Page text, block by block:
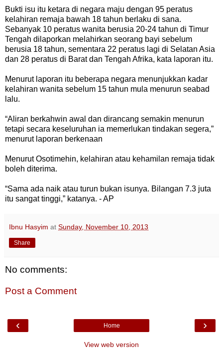
Bukti isu itu ketara di negara maju dengan 95 peratus
kelahiran remaja bawah 18 tahun berlaku di sana.
Sebanyak 10 peratus wanita berusia 20-24 tahun di Timur
Tengah dilaporkan melahirkan seorang bayi sebelum
berusia 18 tahun, sementara 22 peratus lagi di Selatan Asia
dan 28 peratus di Barat dan Tengah Afrika, kata laporan itu.
Menurut laporan itu beberapa negara menunjukkan kadar
kelahiran wanita sebelum 15 tahun mula menurun seabad
lalu.
“Aliran berkahwin awal dan dirancang semakin menurun
tetapi secara keseluruhan ia memerlukan tindakan segera,”
menurut laporan berkenaan
Menurut Osotimehin, kelahiran atau kehamilan remaja tidak
boleh diterima.
“Sama ada naik atau turun bukan isunya. Bilangan 7.3 juta
itu sangat tinggi,” katanya. - AP
Ibnu Hasyim at Sunday, November 10, 2013
Share
No comments:
Post a Comment
‹ ›
Home
View web version